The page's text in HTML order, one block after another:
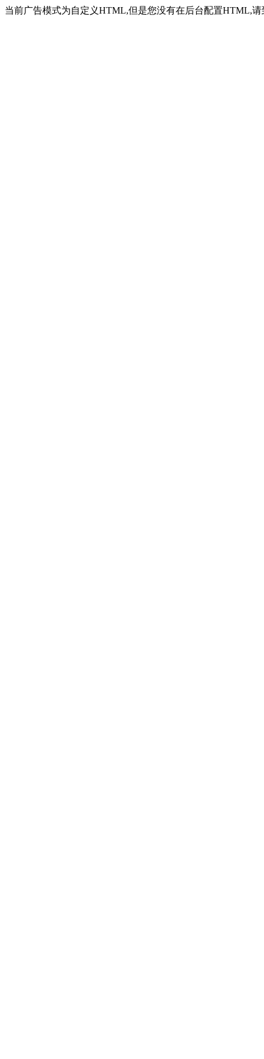
当前广告模式为自定义HTML,但是您没有在后台配置HTML,